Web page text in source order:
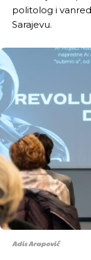
politolog i
Sarajevu.
Adis Arapović